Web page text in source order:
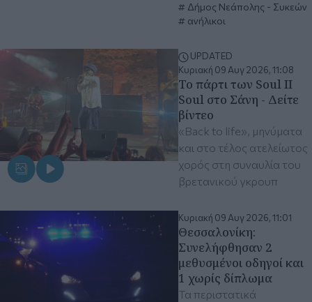
Δήμος Νεάπολης - Συκεών
ανήλικοι
UPDATED
Κυριακή 09 Αυγ 2026, 11:08
Το πάρτι των Soul II
Soul στο Σάνη - Δείτε
βίντεο
«Back to life», μηνύματα
και στο τέλος ατελείωτος
χορός στη συναυλία του
βρετανικού γκρουπ
Κυριακή 09 Αυγ 2026, 11:01
Θεσσαλονίκη:
Συνελήφθησαν 2
μεθυσμένοι οδηγοί και
1 χωρίς δίπλωμα
Τα περιστατικά